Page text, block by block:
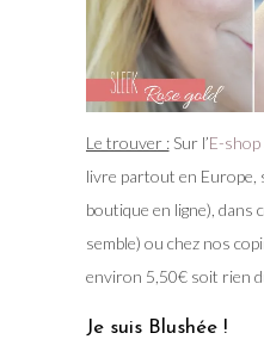
Le trouver :Sur l’E-shop
livre partout en Europe,
boutique en ligne), dans
semble) ou chez nos
environ 5,50€ soit rien
Je suis Blushée !